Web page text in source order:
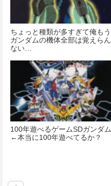
ちょっと種類が多すぎて俺もう
ガンダムの機体全部は覚えらん
ない…
100年遊べるゲームSDガンダム
←本当に100年遊べてるか？